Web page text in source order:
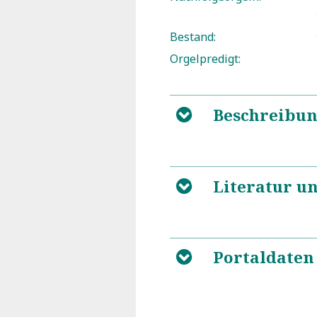
Bestand:
Orgelpredigt:
B
B Literatur
B Portaldaten